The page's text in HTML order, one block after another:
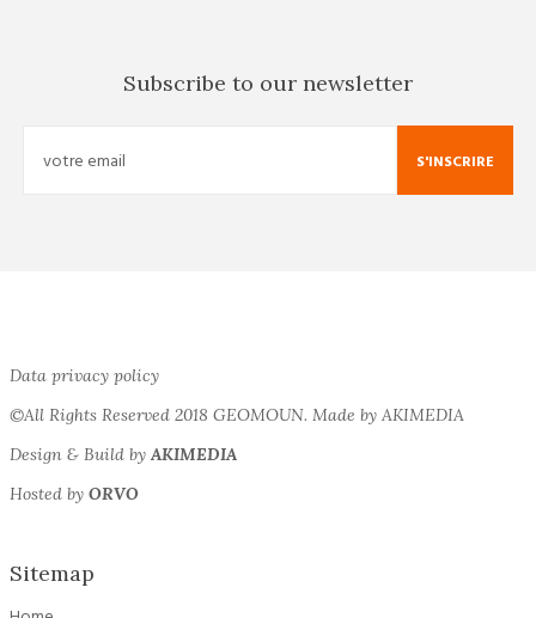
Subscribe to our newsletter
S'INSCRIRE
Data privacy policy
©All Rights Reserved 2018 GEOMOUN. Made by AKIMEDIA
Design & Build by AKIMEDIA
Hosted by ORVO
Sitemap